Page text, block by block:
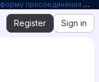
форму присоединения к Openelbrus
Register Sign in